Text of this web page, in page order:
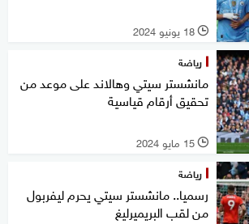
l 18 يونيو 2024
رياضة
مانشستر سيتي وهالاند على موعد من
تحقيق أرقام قياسية
l 15 مايو 2024
رياضة
رسميا.. مانشستر سيتي يحرم ليفربول
من لقب البريميرليغ